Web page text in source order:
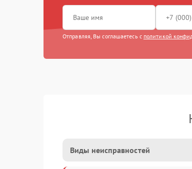
Отправляя, Вы соглашаетесь с политикой
Виды неисправностей